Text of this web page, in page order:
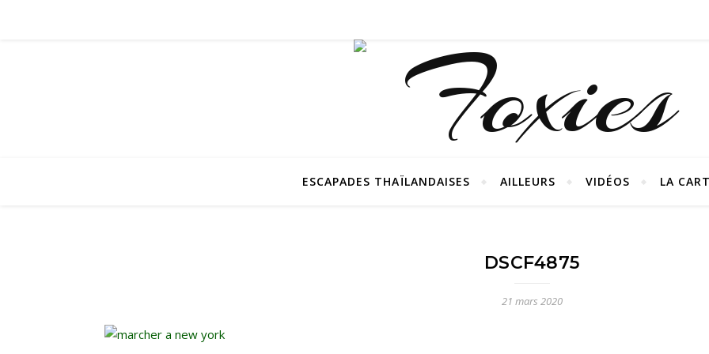
ESCAPADES THAÏLANDAISES AILLEURS VIDÉOS LA
DSCF4875
21 mars 2020